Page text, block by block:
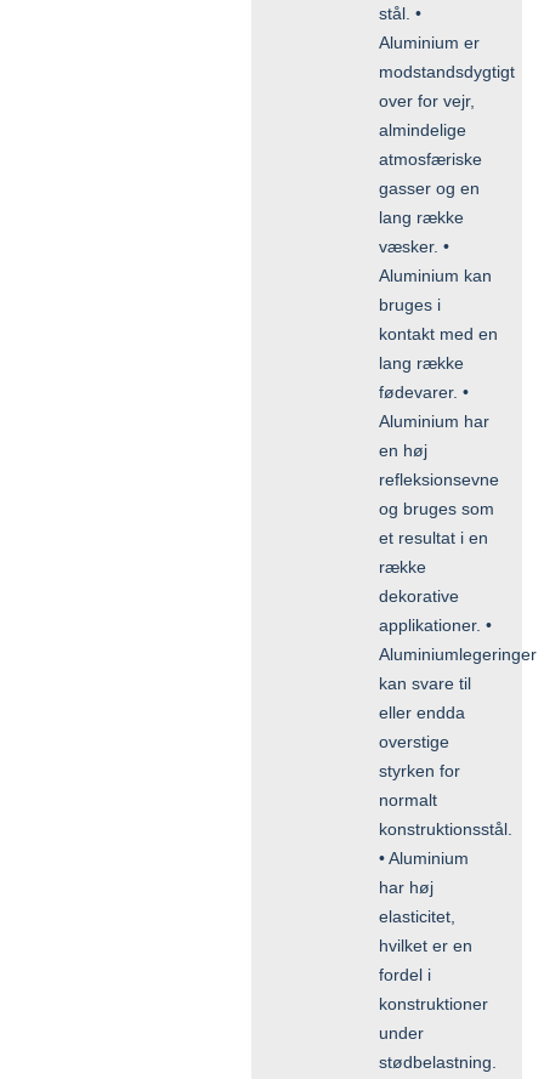
stål. •
Aluminium er
modstandsdygtigt
over for vejr,
almindelige
atmosfæriske
gasser og en
lang række
væsker. •
Aluminium kan
bruges i
kontakt med en
lang række
fødevarer. •
Aluminium har
en høj
refleksionsevne
og bruges som
et resultat i en
række
dekorative
applikationer. •
Aluminiumlegeringer
kan svare til
eller endda
overstige
styrken for
normalt
konstruktionsstål.
• Aluminium
har høj
elasticitet,
hvilket er en
fordel i
konstruktioner
under
stødbelastning.